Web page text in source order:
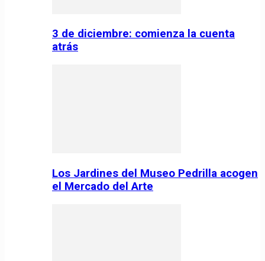
3 de diciembre: comienza la cuenta
atrás
Los Jardines del Museo Pedrilla acogen
el Mercado del Arte